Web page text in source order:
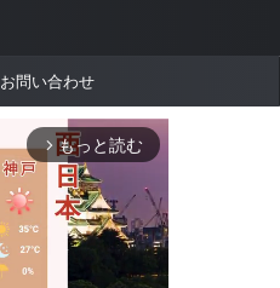
お問い合わせ
arrow_forward_ios もっと読む